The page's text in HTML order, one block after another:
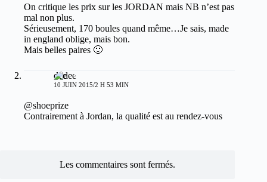
On critique les prix sur les JORDAN mais NB n’est pas
mal non plus.
Sérieusement, 170 boules quand même…Je sais, made
in england oblige, mais bon.
Mais belles paires 🙂
dee
10 JUIN 2015/2 H 53 MIN
@shoeprize
Contrairement à Jordan, la qualité est au rendez-vous
Les commentaires sont fermés.